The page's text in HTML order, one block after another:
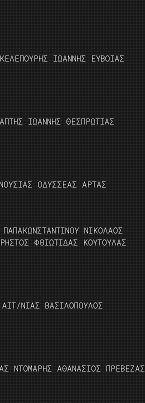
ΙΩΑΝΝΗΣ ΕΥΒΟΙΑΣ
ΙΩΑΝΝΗΣ ΘΕΣΠΡΩΤΙΑΣ
ΟΔΥΣΣΕΑΣ ΑΡΤΑΣ
ΝΙΚΟΛΑΟΣ
ΦΘΙΩΤΙΔΑΣ ΚΟΥΤΟΥΛΑΣ
ΝΙΑΣ ΒΑΣΙΛΟΠΟΥΛΟΣ
ΝΤΟΜΑΡΗΣ ΑΘΑΝΑΣΙΟΣ ΠΡΕΒΕΖΑΣ